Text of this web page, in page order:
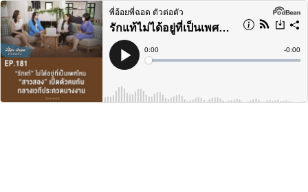
พี่อ้อยพี่ฉอด ตัวต่อตัว
รักแท้ไม่ได้อยู่ที่เป็นเพศไหน สาวสองเปิดตัวคบกันกลางเวทีประกวด
Play
Current
Time
0:00
Loaded:
Time
-0:00